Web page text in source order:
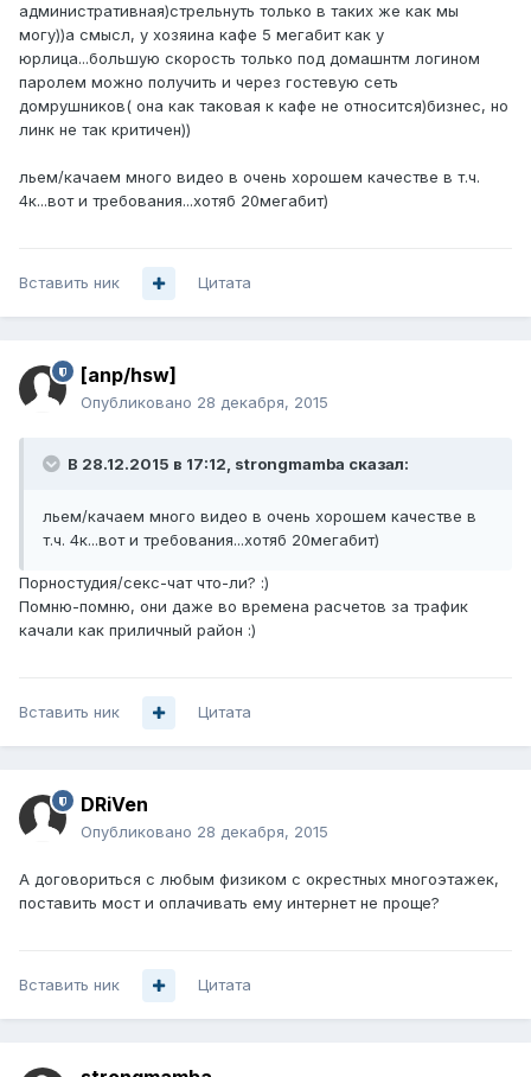
административная)стрельнуть только в таких же как мы
могу))а смысл, у хозяина кафе 5 мегабит как у
юрлица...большую скорость только под домашнтм логином
паролем можно получить и через гостевую сеть
домрушников( она как таковая к кафе не относится)бизнес, но
линк не так критичен))
льем/качаем много видео в очень хорошем качестве в т.ч.
4к...вот и требования...хотяб 20мегабит)
Вставить ник Цитата
[anp/hsw]
Опубликовано 28 декабря, 2015
В 28.12.2015 в 17:12, strongmamba сказал:
льем/качаем много видео в очень хорошем качестве в
т.ч. 4к...вот и требования...хотяб 20мегабит)
Порностудия/секс-чат что-ли? :)
Помню-помню, они даже во времена расчетов за трафик
качали как приличный район :)
Вставить ник Цитата
DRiVen
Опубликовано 28 декабря, 2015
А договориться с любым физиком с окрестных многоэтажек,
поставить мост и оплачивать ему интернет не проще?
Вставить ник Цитата